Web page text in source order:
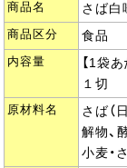
商品名 さば白
商品区分 食品
内容量
【1袋
１切
原材料名
さば（
解物、
小麦・